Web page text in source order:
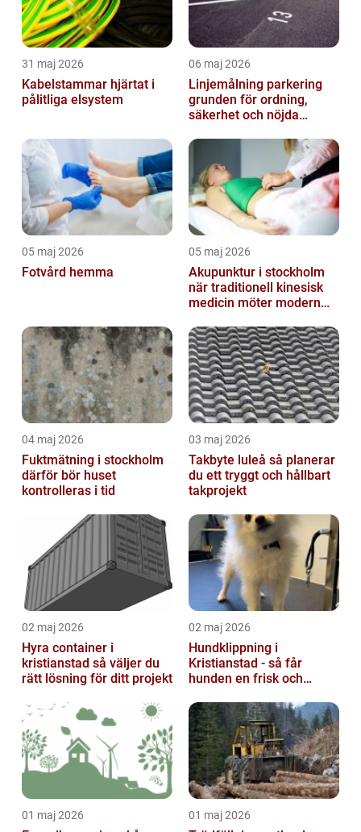
31 maj 2026
Kabelstammar hjärtat i
pålitliga elsystem
06 maj 2026
Linjemålning parkering
grunden för ordning,
säkerhet och nöjda
05 maj 2026
Fotvård hemma
05 maj 2026
Akupunktur i stockholm
när traditionell kinesisk
medicin möter modern
04 maj 2026
Fuktmätning i stockholm
därför bör huset
kontrolleras i tid
03 maj 2026
Takbyte luleå så planerar
du ett tryggt och hållbart
takprojekt
02 maj 2026
Hyra container i
kristianstad så väljer du
rätt lösning för ditt projekt
02 maj 2026
Hundklippning i
Kristianstad - så får
hunden en frisk och
01 maj 2026 01 maj 2026